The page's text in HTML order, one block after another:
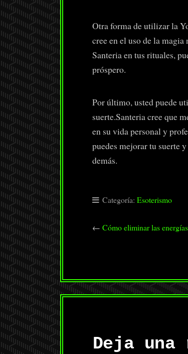
Otra forma de utilizar la
cree en el uso de la
Santeria en tus rituales,
próspero.
Por último, usted puede
suerte.Santeria cree que
en su vida personal y
puedes mejorar tu suerte
demás.
Categoría: Esoterismo
← Cómo eliminar las
Deja una